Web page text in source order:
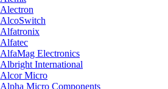
Alectron
AlcoSwitch
Alfatronix
Alfatec
AlfaMag Electronics
Albright International
Alcor Micro
Alpha Micro Components